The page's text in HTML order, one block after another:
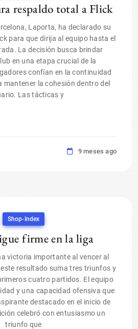
respaldo total a Flick
Laporta, ha declarado su
para que dirija al equipo hasta el
La decisión busca brindar
en una etapa crucial de la
confían en la continuidad
mantener la cohesión dentro del
Las tácticas y
9 meses ago
Shop-Index
firme en la liga
victoria importante al vencer al
resultado suma tres triunfos y
cuatro partidos. El equipo
y una capacidad ofensiva que
destacado en el inicio de
celebró con entusiasmo un
triunfo que